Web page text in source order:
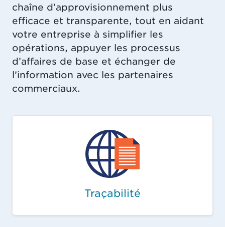
chaîne d’approvisionnement plus
efficace et transparente, tout en aidant
votre entreprise à simplifier les
opérations, appuyer les processus
d’affaires de base et échanger de
l’information avec les partenaires
commerciaux.
Traçabilité